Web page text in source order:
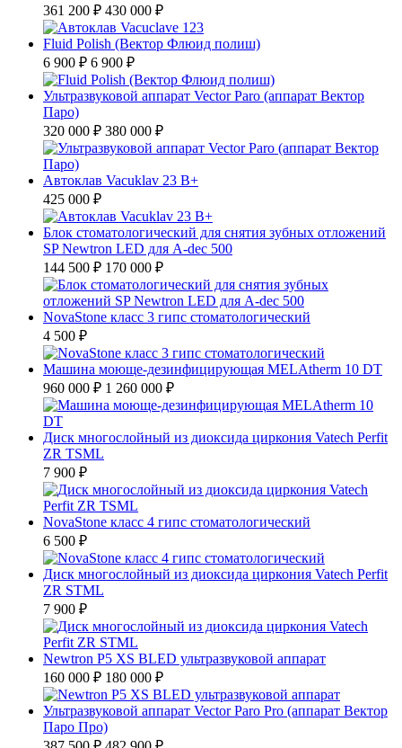
361 200 ₽ 430 000 ₽
Fluid Polish (Вектор Флюид полиш)
6 900 ₽ 6 900 ₽
Ультразвуковой аппарат Vector Paro (аппарат Вектор
Паро)
320 000 ₽ 380 000 ₽
Автоклав Vacuklav 23 B+
425 000 ₽
Блок стоматологический для снятия зубных отложений
SP Newtron LED для A-dec 500
144 500 ₽ 170 000 ₽
NovaStone класс 3 гипс стоматологический
4 500 ₽
Машина моюще-дезинфицирующая MELAtherm 10 DT
960 000 ₽ 1 260 000 ₽
Диск многослойный из диоксида циркония Vatech Perfit
ZR TSML
7 900 ₽
NovaStone класс 4 гипс стоматологический
6 500 ₽
Диск многослойный из диоксида циркония Vatech Perfit
ZR STML
7 900 ₽
Newtron P5 XS BLED ультразвуковой аппарат
160 000 ₽ 180 000 ₽
Ультразвуковой аппарат Vector Paro Pro (аппарат Вектор
Паро Про)